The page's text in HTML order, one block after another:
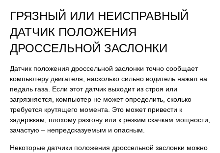
ГРЯЗНЫЙ ИЛИ НЕИСПРАВНЫЙ
ДАТЧИК ПОЛОЖЕНИЯ
ДРОССЕЛЬНОЙ ЗАСЛОНКИ
Датчик положения дроссельной заслонки точно сообщает
компьютеру двигателя, насколько сильно водитель нажал на
педаль газа. Если этот датчик выходит из строя или
загрязняется, компьютер не может определить, сколько
требуется крутящего момента. Это может привести к
задержкам, плохому разгону или к резким скачкам мощности,
зачастую – непредсказуемым и опасным.
Некоторые датчики положения дроссельной заслонки можно